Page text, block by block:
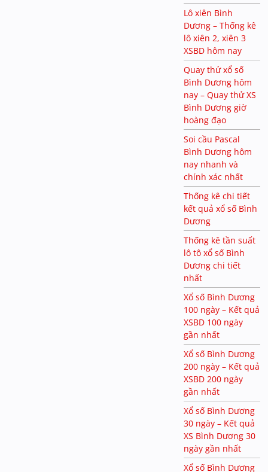
Lô xiên Bình
Dương – Thống kê
lô xiên 2, xiên 3
XSBD hôm nay
Quay thử xổ số
Bình Dương hôm
nay – Quay thử XS
Bình Dương giờ
hoàng đạo
Soi cầu Pascal
Bình Dương hôm
nay nhanh và
chính xác nhất
Thống kê chi tiết
kết quả xổ số Bình
Dương
Thống kê tần suất
lô tô xổ số Bình
Dương chi tiết
nhất
Xổ số Bình Dương
100 ngày – Kết quả
XSBD 100 ngày
gần nhất
Xổ số Bình Dương
200 ngày – Kết quả
XSBD 200 ngày
gần nhất
Xổ số Bình Dương
30 ngày – Kết quả
XS Bình Dương 30
ngày gần nhất
Xổ số Bình Dương